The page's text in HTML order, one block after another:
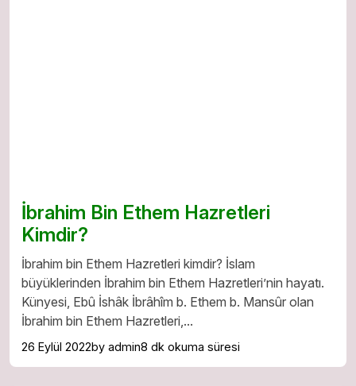
İbrahim Bin Ethem Hazretleri
Kimdir?
İbrahim bin Ethem Hazretleri kimdir? İslam
büyüklerinden İbrahim bin Ethem Hazretleri’nin hayatı.
Künyesi, Ebû İshâk İbrâhîm b. Ethem b. Mansûr olan
İbrahim bin Ethem Hazretleri,...
26 Eylül 2022by admin8 dk okuma süresi